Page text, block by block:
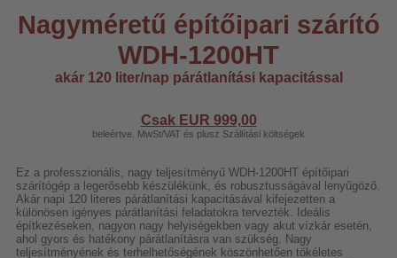
Nagyméretű építőipari szárító
WDH-1200HT
akár 120 liter/nap párátlanítási kapacitással
Csak EUR 999,00
beleértve. MwSt/VAT és plusz Szállítási költségek
Ez a professzionális, nagy teljesítményű WDH-1200HT építőipari
szárítógép a legerősebb készülékünk, és robusztusságával lenyűgöző.
Akár napi 120 literes párátlanítási kapacitásával kifejezetten a
különösen igényes párátlanítási feladatokra tervezték. Ideális
építkezéseken, nagyon nagy helyiségekben vagy akut vízkár esetén,
ahol gyors és hatékony párátlanításra van szükség. Nagy
teljesítményének és terhelhetőségének köszönhetően tökéletes